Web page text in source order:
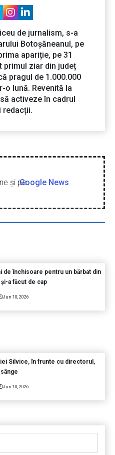
de jurnalism, s-a
Botoșăneanul, pe
apariție, pe 31
primul ziar din județ
pragul de 1.000.000
o lună. Revenită la
activeze în cadrul
redacții.
şi peGoogle News
de închisoare pentru un bărbat din
a făcut de cap
Jun 10, 2026
Silvice, în frunte cu directorul,
Jun 10, 2026